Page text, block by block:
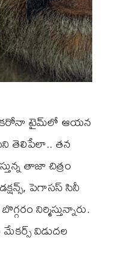
కరోనా టైమ్‌లో ఆయన
తెలిపేలా.. తన
తాజా చిత్రం
పెగాసస్ సినీ
నిర్మిస్తున్నారు.
విడుదల